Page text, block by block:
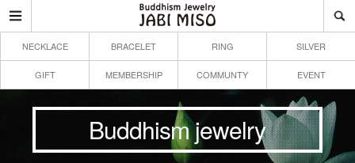
NECKLACE BRACELET RING SILVER
GIFT MEMBERSHIP COMMUNTY EVENT
Buddhism jewelry